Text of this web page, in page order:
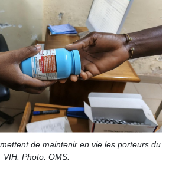
de maintenir en vie les porteurs du
VIH. Photo: OMS.